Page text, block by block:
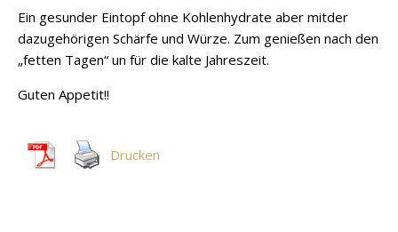
Ein gesunder Eintopf ohne Kohlenhydrate aber mitder
dazugehörigen Schärfe und Würze. Zum genießen nach den
„fetten Tagen“ un für die kalte Jahreszeit.
Guten Appetit!!
Drucken